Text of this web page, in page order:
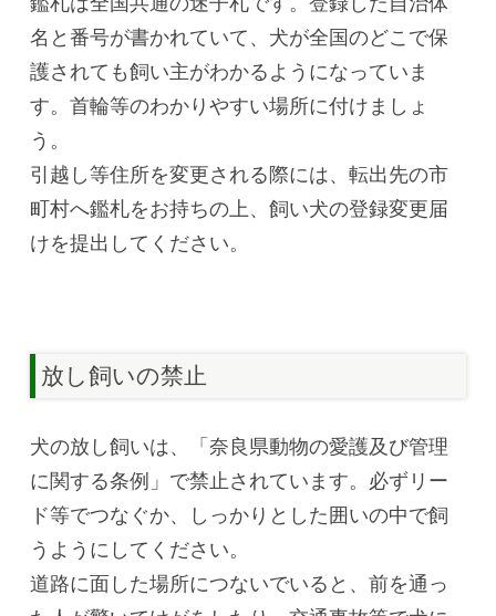
名と番号が書かれていて、犬が全国のどこで保
護されても飼い主がわかるようになっていま
す。首輪等のわかりやすい場所に付けましょ
う。
引越し等住所を変更される際には、転出先の市
町村へ鑑札をお持ちの上、飼い犬の登録変更届
けを提出してください。
放し飼いの禁止
犬の放し飼いは、「奈良県動物の愛護及び管理
に関する条例」で禁止されています。必ずリー
ド等でつなぐか、しっかりとした囲いの中で飼
うようにしてください。
道路に面した場所につないでいると、前を通っ